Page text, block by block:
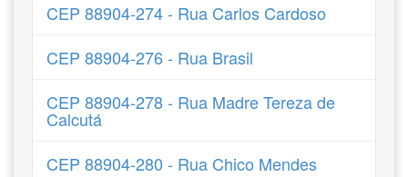
CEP 88904-274 - Rua Carlos Cardoso
CEP 88904-276 - Rua Brasil
CEP 88904-278 - Rua Madre Tereza de
Calcutá
CEP 88904-280 - Rua Chico Mendes